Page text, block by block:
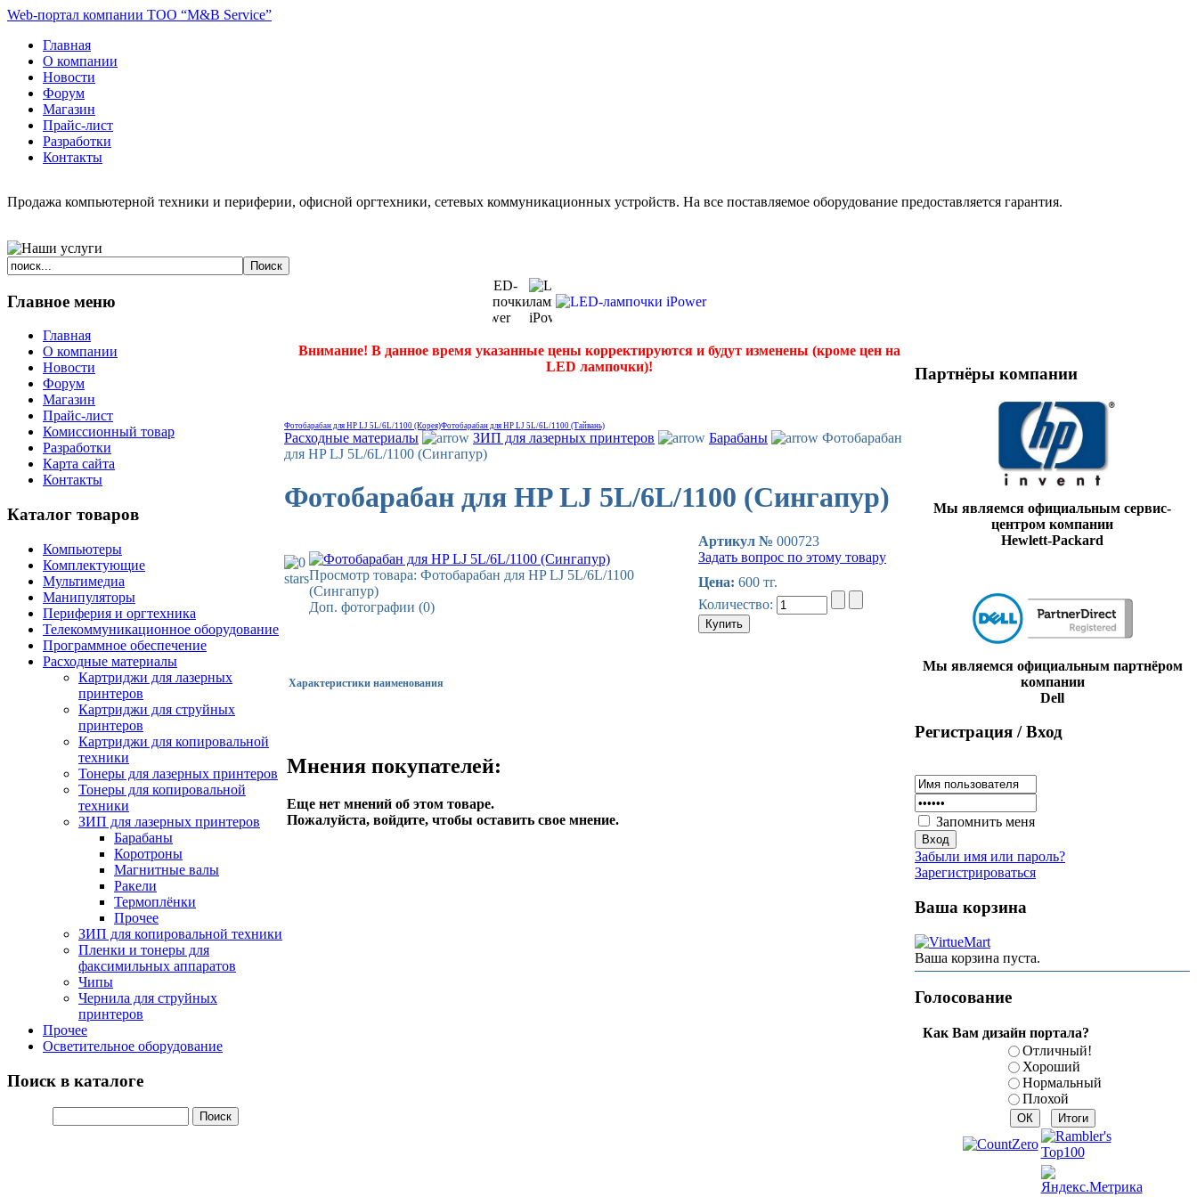
Web-портал компании ТОО “M&B Service”
Главная
О компании
Новости
Форум
Магазин
Прайс-лист
Разработки
Контакты
Продажа компьютерной техники и периферии, офисной оргтехники, сетевых коммуникационных устройств. На все поставляемое оборудование предоставляется гарантия.
Главное меню
Главная
О компании
Новости
Форум
Магазин
Прайс-лист
Комиссионный товар
Разработки
Карта сайта
Контакты
Каталог товаров
Компьютеры
Комплектующие
Мультимедиа
Манипуляторы
Периферия и оргтехника
Телекоммуникационное оборудование
Программное обеспечение
Расходные материалы
Картриджи для лазерных
принтеров
Картриджи для струйных
принтеров
Картриджи для копировальной
техники
Тонеры для лазерных принтеров
Тонеры для копировальной
техники
ЗИП для лазерных принтеров
Барабаны
Коротроны
Магнитные валы
Ракели
Термоплёнки
Прочее
ЗИП для копировальной техники
Пленки и тонеры для
факсимильных аппаратов
Чипы
Чернила для струйных
принтеров
Прочее
Осветительное оборудование
Поиск в каталоге
Внимание! В данное время указанные цены корректируются и будут изменены (кроме цен на
LED лампочки)!
Фотобарабан для HP LJ 5L/6L/1100 (Корея)Фотобарабан для HP LJ 5L/6L/1100 (Тайвань)
Расходные материалы ЗИП для лазерных принтеров Барабаны
Фотобарабан
для HP LJ 5L/6L/1100 (Сингапур)
Фотобарабан для HP LJ 5L/6L/1100 (Сингапур)
Просмотр товара: Фотобарабан для HP LJ 5L/6L/1100
(Сингапур)
Доп. фотографии (0)
Артикул № 000723
Задать вопрос по этому товару
Цена: 600 тг.
Количество:
Характеристики наименования
Мнения покупателей:
Еще нет мнений об этом товаре.
Пожалуйста, войдите, чтобы оставить свое мнение.
Партнёры компании
Мы являемся официальным сервис-
центром компании
Hewlett-Packard
Мы являемся официальным партнёром
компании
Dell
Регистрация / Вход
Запомнить меня
Забыли имя или пароль?
Зарегистрироваться
Ваша корзина
Ваша корзина пуста.
Голосование
Как Вам дизайн портала?
Отличный!
Хороший
Нормальный
Плохой